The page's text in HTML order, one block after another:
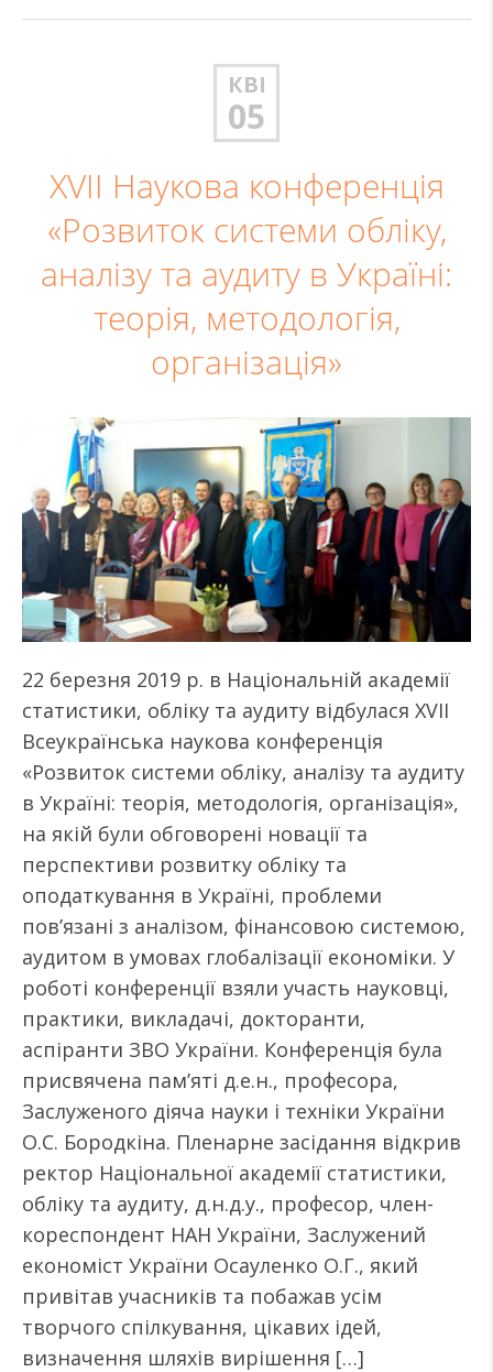
КВІ
05
ХVІІ Наукова конференція
«Розвиток системи обліку,
аналізу та аудиту в Україні:
теорія, методологія,
організація»
22 березня 2019 р. в Національній академії
статистики, обліку та аудиту відбулася XVII
Всеукраїнська наукова конференція
«Розвиток системи обліку, аналізу та аудиту
в Україні: теорія, методологія, організація»,
на якій були обговорені новації та
перспективи розвитку обліку та
оподаткування в Україні, проблеми
пов’язані з аналізом, фінансовою системою,
аудитом в умовах глобалізації економіки. У
роботі конференції взяли участь науковці,
практики, викладачі, докторанти,
аспіранти ЗВО України. Конференція була
присвячена пам’яті д.е.н., професора,
Заслуженого діяча науки і техніки України
О.С. Бородкіна. Пленарне засідання відкрив
ректор Національної академії статистики,
обліку та аудиту, д.н.д.у., професор, член-
кореспондент НАН України, Заслужений
економіст України Осауленко О.Г., який
привітав учасників та побажав усім
творчого спілкування, цікавих ідей,
визначення шляхів вирішення […]